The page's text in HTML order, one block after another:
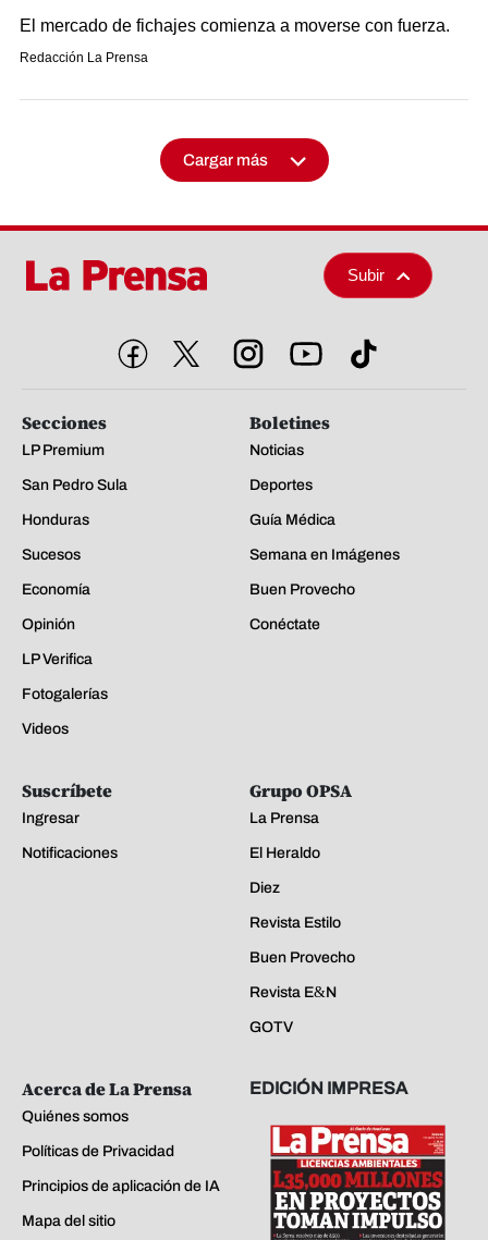
El mercado de fichajes comienza a moverse con fuerza.
Redacción La Prensa
Cargar más
Subir
Secciones
LP Premium
San Pedro Sula
Honduras
Sucesos
Economía
Opinión
LP Verifica
Fotogalerías
Videos
Boletines
Noticias
Deportes
Guía Médica
Semana en Imágenes
Buen Provecho
Conéctate
Suscríbete
Ingresar
Notificaciones
Grupo OPSA
La Prensa
El Heraldo
Diez
Revista Estilo
Buen Provecho
Revista E&N
GOTV
Acerca de La Prensa
Quiénes somos
Políticas de Privacidad
Principios de aplicación de IA
Mapa del sitio
EDICIÓN IMPRESA